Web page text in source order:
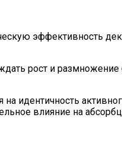
эффективность
рост и
идентичность
влияние на